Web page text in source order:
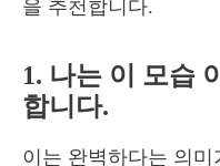
을 추천합니다.
1. 나는 이 모습
합니다.
이는 완벽하다는 의